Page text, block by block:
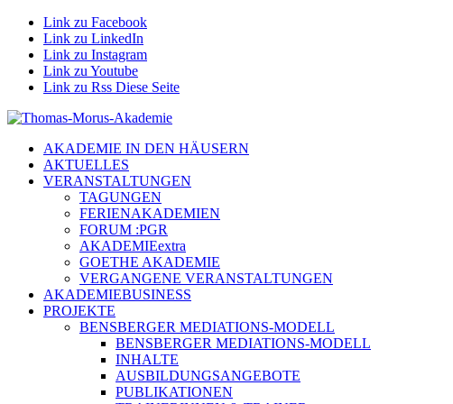
Link zu Facebook
Link zu LinkedIn
Link zu Instagram
Link zu Youtube
Link zu Rss Diese Seite
AKADEMIE IN DEN HÄUSERN
AKTUELLES
VERANSTALTUNGEN
TAGUNGEN
FERIENAKADEMIEN
FORUM :PGR
AKADEMIEextra
GOETHE AKADEMIE
VERGANGENE VERANSTALTUNGEN
AKADEMIEBUSINESS
PROJEKTE
BENSBERGER MEDIATIONS-MODELL
BENSBERGER MEDIATIONS-MODELL
INHALTE
AUSBILDUNGSANGEBOTE
PUBLIKATIONEN